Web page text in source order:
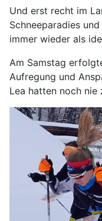
Und erst recht im
Schneeparadies
immer wieder als
Am Samstag
Aufregung und
Lea hatten noch nie